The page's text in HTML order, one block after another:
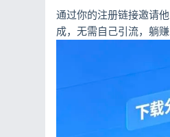
通过你的注册链接邀请
成，无需自己引流，躺赚